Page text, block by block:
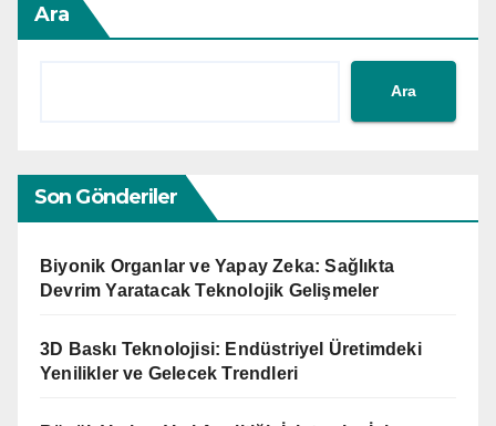
Ara
Ara
Son Gönderiler
Biyonik Organlar ve Yapay Zeka: Sağlıkta
Devrim Yaratacak Teknolojik Gelişmeler
3D Baskı Teknolojisi: Endüstriyel Üretimdeki
Yenilikler ve Gelecek Trendleri